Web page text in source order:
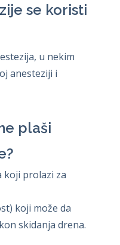
se koristi
u nekim
anesteziji i
plaši
koji prolazi za
koji može da
skidanja drena.